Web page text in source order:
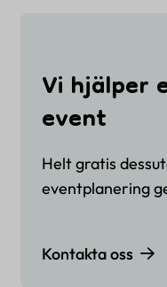
Vi hjälper
event
Helt gratis
eventplanering
Kontakta oss